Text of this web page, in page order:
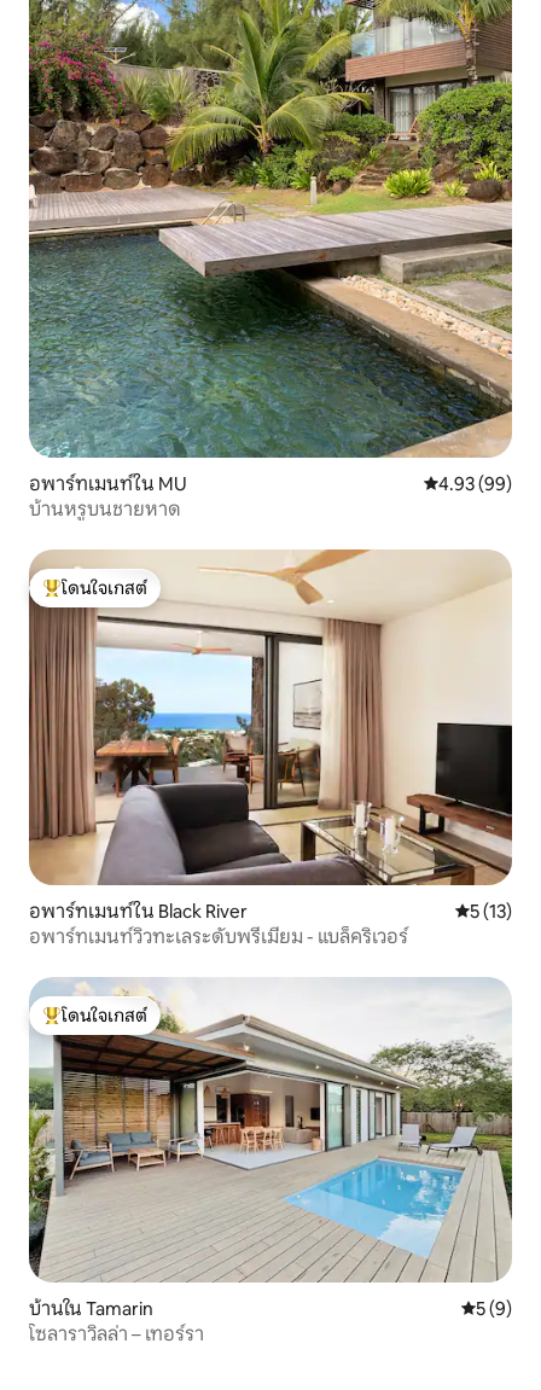
อพาร์ทเมนท์ใน MU คะแนนเฉลี่ย
4.93 (99)
บ้านหรูบนชายหาด
โดนใจเกสต์ที่สุด
โดนใจเกสต์
อพาร์ทเมนท์ใน Black River คะแนนเฉลี่
5 (13)
อพาร์ทเมนท์วิวทะเลระดับพรีเมียม - แบล็คริเวอร์
โดนใจเกสต์ที่สุด
โดนใจเกสต์
บ้านใน Tamarin คะแนนเฉ
5 (9)
โซลาราวิลล่า – เทอร์รา